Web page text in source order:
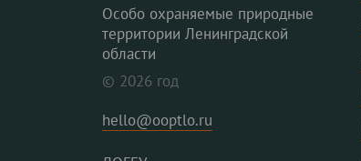
Особо охраняемые природные
территории Ленинградской
области
© 2026 год
hello@ooptlo.ru